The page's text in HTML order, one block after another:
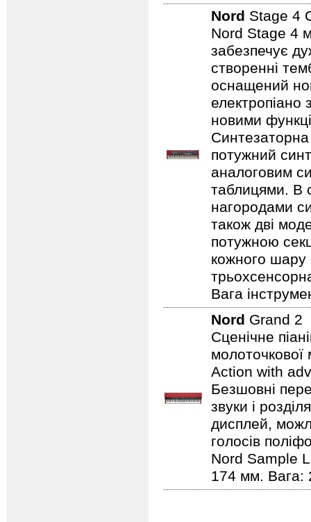
Nord Stage 4
Nord Stage 4
забезпечує
створенні
оснащений
електропіано
новими
потужний
аналоговим
таблицями. В
нагородами
також дві
потужною
кожного
Вага
Nord Grand 2
Сценічне
Action with
Безшовні
звуки і
дисплей,
голосів
Nord Sample
174 мм. Вага: